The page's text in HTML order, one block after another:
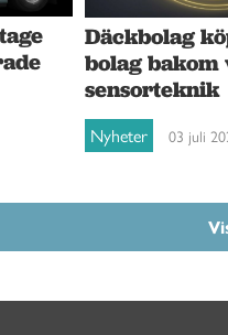
Däckbolag
bolag
sensorteknik
Nyheter 03 juli